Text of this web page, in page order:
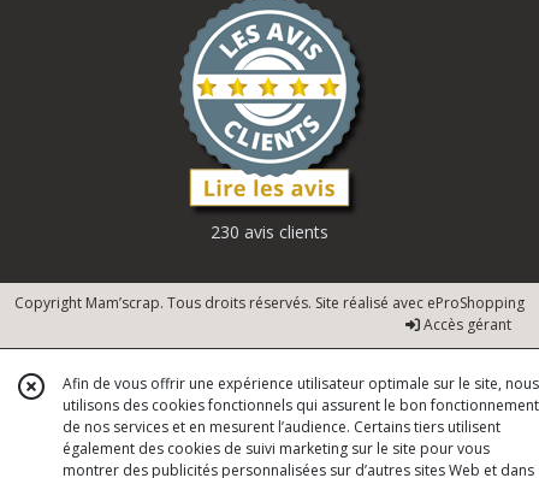
230 avis clients
Copyright Mam’scrap. Tous droits réservés. Site réalisé avec eProShopping
Accès gérant
Afin de vous offrir une expérience utilisateur optimale sur le site, nous
utilisons des cookies fonctionnels qui assurent le bon fonctionnement
de nos services et en mesurent l’audience. Certains tiers utilisent
également des cookies de suivi marketing sur le site pour vous
montrer des publicités personnalisées sur d’autres sites Web et dans